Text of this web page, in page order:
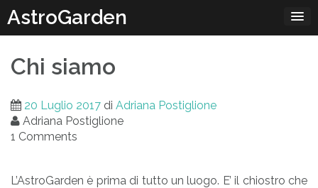
Passa
al
contenuto
AstroGarden
Chi siamo
20 Luglio 2017 di Adriana Postiglione
Adriana Postiglione
1 Comments
L’AstroGarden è prima di tutto un luogo. E’ il chiostro che